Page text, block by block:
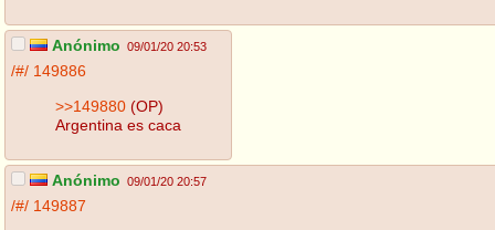
Anónimo 09/01/20 20:53
/#/ 149886
>>149880 (OP)
Argentina es caca
Anónimo 09/01/20 20:57
/#/ 149887